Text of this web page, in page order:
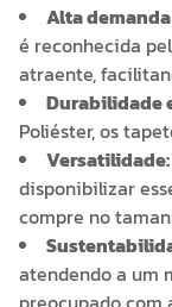
Alta
é reconhecida
atraente,
Durabilidade
Poliéster, os
Versatilidade:
disponibilizar
compre no
atendendo a um